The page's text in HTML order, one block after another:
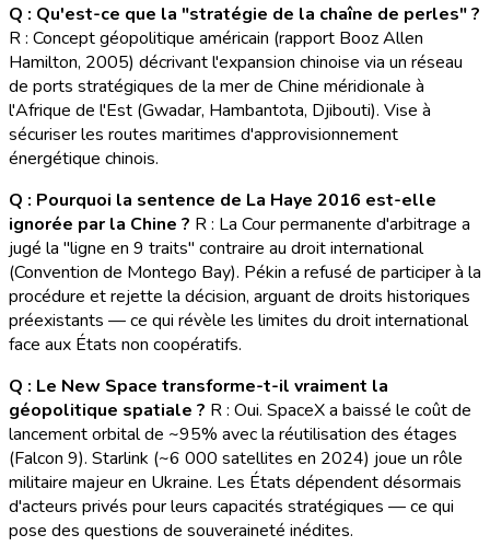
Q : Qu'est-ce que la "stratégie de la chaîne de perles" ?
R : Concept géopolitique américain (rapport Booz Allen
Hamilton, 2005) décrivant l'expansion chinoise via un réseau
de ports stratégiques de la mer de Chine méridionale à
l'Afrique de l'Est (Gwadar, Hambantota, Djibouti). Vise à
sécuriser les routes maritimes d'approvisionnement
énergétique chinois.
Q : Pourquoi la sentence de La Haye 2016 est-elle
ignorée par la Chine ? R : La Cour permanente d'arbitrage a
jugé la "ligne en 9 traits" contraire au droit international
(Convention de Montego Bay). Pékin a refusé de participer à la
procédure et rejette la décision, arguant de droits historiques
préexistants — ce qui révèle les limites du droit international
face aux États non coopératifs.
Q : Le New Space transforme-t-il vraiment la
géopolitique spatiale ? R : Oui. SpaceX a baissé le coût de
lancement orbital de ~95% avec la réutilisation des étages
(Falcon 9). Starlink (~6 000 satellites en 2024) joue un rôle
militaire majeur en Ukraine. Les États dépendent désormais
d'acteurs privés pour leurs capacités stratégiques — ce qui
pose des questions de souveraineté inédites.